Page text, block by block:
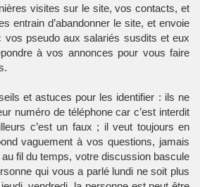
visites sur le site, vos contacts, et
entrain d’abandonner le site, et envoie
vos pseudo aux salariés susdits et eux
à vos annonces pour vous faire
et astuces pour les identifier : ils ne
numéro de téléphone car c’est interdit
c’est un faux ; il veut toujours en
vaguement à vos questions, jamais
fil du temps, votre discussion bascule
qui vous a parlé lundi ne soit plus